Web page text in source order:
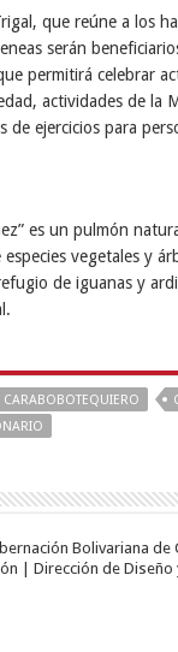
que reúne a los
serán
permitirá celebrar
actividades de la
ejercicios para
es un pulmón
vegetales y
de iguanas y
CARABOBOTEQUIERO
Bolivariana
| Dirección de Diseño